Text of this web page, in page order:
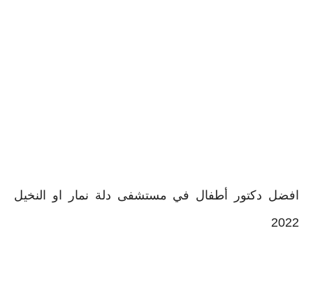
افضل دكتور أطفال في مستشفى دلة نمار او النخيل
2022